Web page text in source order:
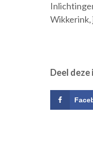
Wikkerink,
Deel deze